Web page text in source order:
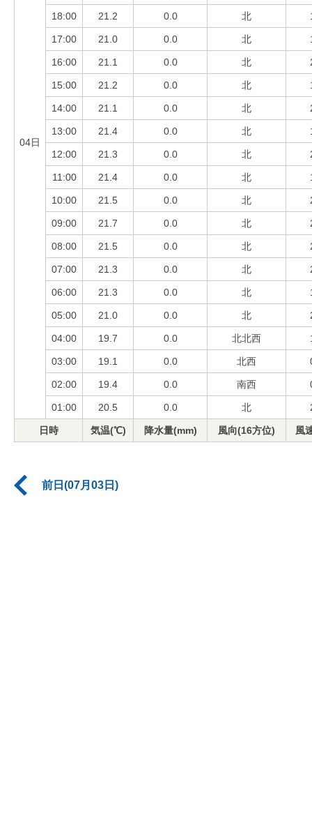
04日
18:00 21.2 0.0 北
17:00 21.0 0.0 北
16:00 21.1 0.0 北
15:00 21.2 0.0 北
14:00 21.1 0.0 北
13:00 21.4 0.0 北
12:00 21.3 0.0 北
11:00 21.4 0.0 北
10:00 21.5 0.0 北
09:00 21.7 0.0 北
08:00 21.5 0.0 北
07:00 21.3 0.0 北
06:00 21.3 0.0 北
05:00 21.0 0.0 北
04:00 19.7 0.0 北北西
03:00 19.1 0.0 北西
02:00 19.4 0.0 南西
01:00 20.5 0.0 北
日時 気温(℃) 降水量(mm) 風向(16方位) 風
前日(07月03日)